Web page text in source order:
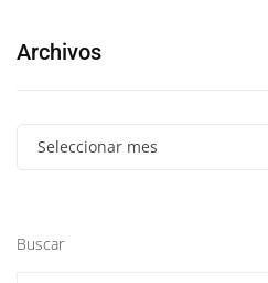
Archivos
Seleccionar mes
Buscar